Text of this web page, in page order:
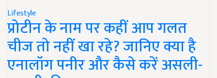
Lifestyle
प्रोटीन के नाम पर कहीं आप गलत
चीज तो नहीं खा रहे? जानिए क्या है
एनालॉग पनीर और कैसे करें असली-